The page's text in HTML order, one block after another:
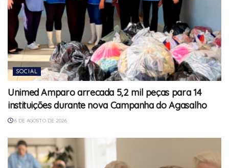
SOCIAL
Unimed Amparo arrecada 5,2 mil peças para 14
instituições durante nova Campanha do Agasalho
6 DE AGOSTO DE 2026